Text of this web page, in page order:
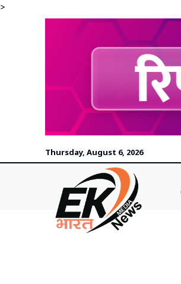
>
Thursday, August 6, 2026